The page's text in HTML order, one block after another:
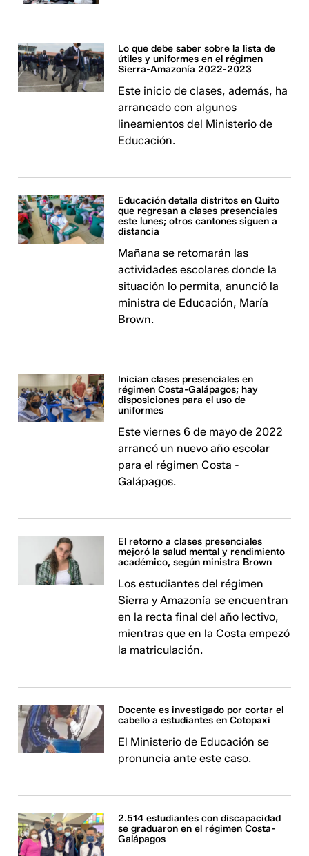
Lo que debe saber sobre la lista de
útiles y uniformes en el régimen
Sierra-Amazonía 2022-2023
Este inicio de clases, además, ha
arrancado con algunos
lineamientos del Ministerio de
Educación.
Educación detalla distritos en Quito
que regresan a clases presenciales
este lunes; otros cantones siguen a
distancia
Mañana se retomarán las
actividades escolares donde la
situación lo permita, anunció la
ministra de Educación, María
Brown.
Inician clases presenciales en
régimen Costa-Galápagos; hay
disposiciones para el uso de
uniformes
Este viernes 6 de mayo de 2022
arrancó un nuevo año escolar
para el régimen Costa -
Galápagos.
El retorno a clases presenciales
mejoró la salud mental y rendimiento
académico, según ministra Brown
Los estudiantes del régimen
Sierra y Amazonía se encuentran
en la recta final del año lectivo,
mientras que en la Costa empezó
la matriculación.
Docente es investigado por cortar el
cabello a estudiantes en Cotopaxi
El Ministerio de Educación se
pronuncia ante este caso.
2.514 estudiantes con discapacidad
se graduaron en el régimen Costa-
Galápagos